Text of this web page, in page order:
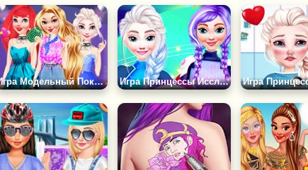
Игра Модельный Показ от Принцесс Игра Принцессы Исследуют Космос